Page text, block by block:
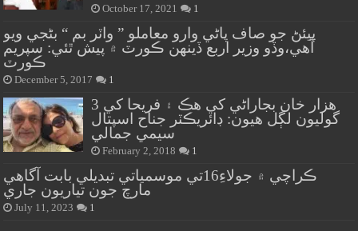
October 17, 2021 1
پيئڻ جو صاف پاڻي وارو معاملو ” واٽر بم “ بڻجي ويو
آهي،وڏو وزير اربع ڏينهن ڪورٽ ۾ پيش ٿئي: سپريم
ڪورٽ
December 5, 2017 1
هزار خان بجاراڻي کي هڪ ۽ فريحا کي 3
گوليون لڳل هيون: ڊائريڪٽر جناح اسپتال
سيمي جمالي
February 2, 2018 1
ڪراچي ۾ جولاءِ16تي موسمياتي تبديلي بابت آگاهي
مارچ جون تياريون جاري
July 11, 2023 1